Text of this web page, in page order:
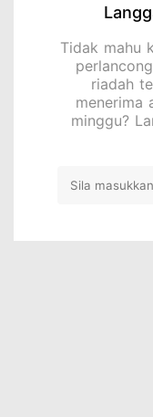
Tidak mahu
riadah
menerima
minggu?